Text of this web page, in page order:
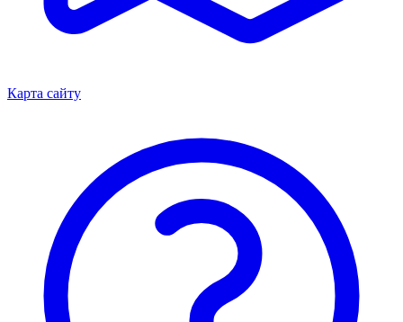
Карта сайту